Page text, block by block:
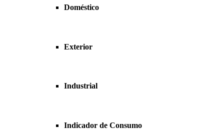
Doméstico
Exterior
Industrial
Indicador de Consumo